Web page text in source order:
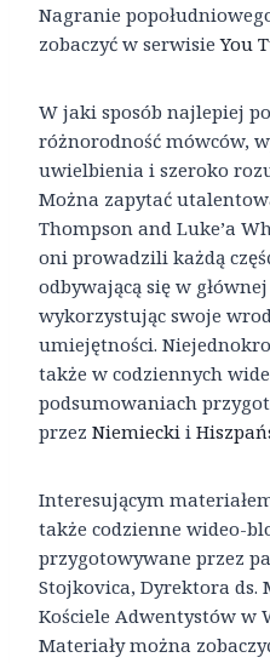
Nagranie
zobaczyć w serwisieYou
W jaki sposób najlepiej
różnorodność mówców,
uwielbienia i szeroko
Można zapytać
Thompson and Luke’a
oni prowadzili każdą
odbywającą się w
wykorzystując swoje
umiejętności.
także w codziennych
podsumowaniach
przez Niemiecki i
Interesującym
także codzienne wideo-
przygotowywane przez
Stojkovica, Dyrektora ds.
Kościele Adwentystów w
Materiały można